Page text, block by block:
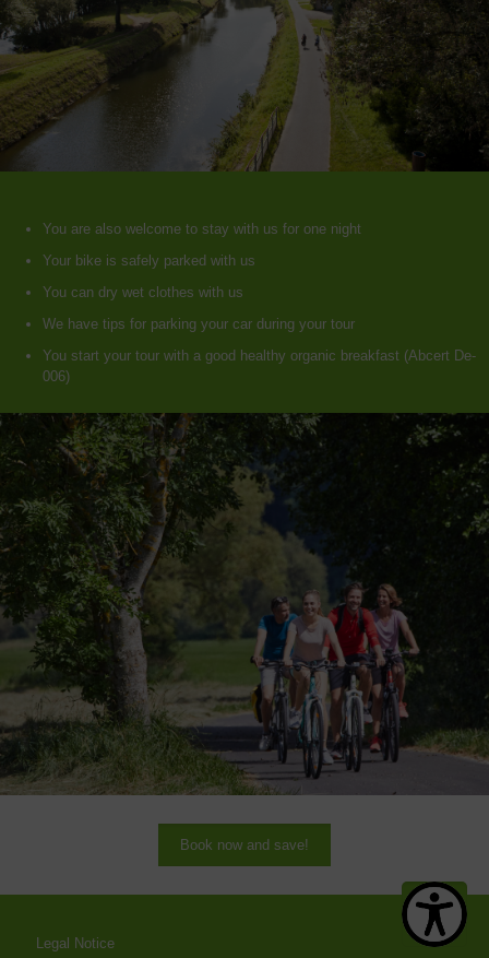
You are also welcome to stay with us for one night
Your bike is safely parked with us
You can dry wet clothes with us
We have tips for parking your car during your tour
You start your tour with a good healthy organic breakfast (Abcert De-
006)
Book now and save!
Legal Notice